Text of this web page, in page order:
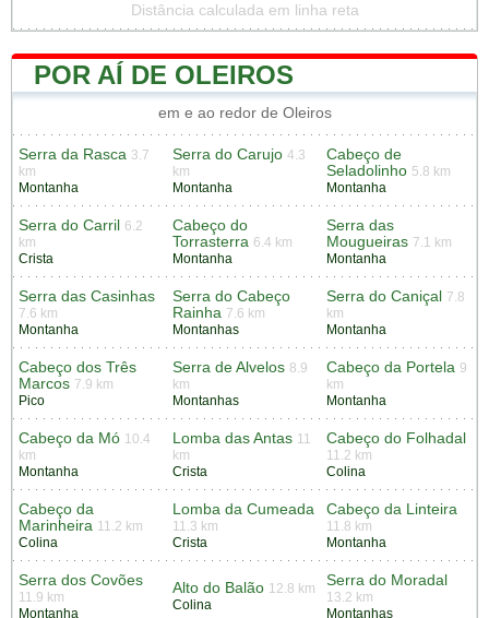
Distância calculada em linha reta
POR AÍ DE OLEIROS
em e ao redor de Oleiros
Serra da Rasca 3.7
km
Montanha
Serra do Carujo 4.3
km
Montanha
Cabeço de
Seladolinho 5.8 km
Montanha
Serra do Carril 6.2
km
Crista
Cabeço do
Torrasterra 6.4 km
Montanha
Serra das
Mougueiras 7.1 km
Montanha
Serra das Casinhas
7.6 km
Montanha
Serra do Cabeço
Rainha 7.6 km
Montanhas
Serra do Caniçal 7.8
km
Montanha
Cabeço dos Três
Marcos 7.9 km
Pico
Serra de Alvelos 8.9
km
Montanhas
Cabeço da Portela 9
km
Montanha
Cabeço da Mó 10.4
km
Montanha
Lomba das Antas 11
km
Crista
Cabeço do Folhadal
11.2 km
Colina
Cabeço da
Marinheira 11.2 km
Colina
Lomba da Cumeada
11.3 km
Crista
Cabeço da Linteira
11.8 km
Montanha
Serra dos Covões
11.9 km
Montanha
Alto do Balão 12.8 km
Colina
Serra do Moradal
13.2 km
Montanhas